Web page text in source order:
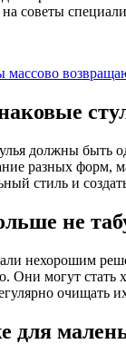
советы
должны
разных форм,
стиль и
не
нехорошим
Они могут
очищать
для